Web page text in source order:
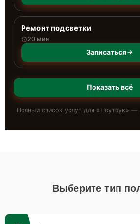
Ремонт подсветки
20 мин
Записаться
Показать всё
Полный список услуг для « Ноутбук » —
Выберите тип